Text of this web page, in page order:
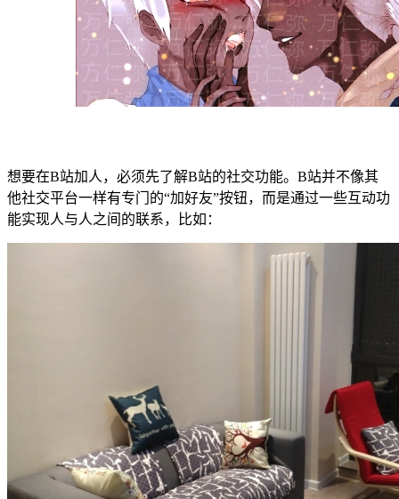
想要在B站加人，必须先了解B站的社交功能。B站并不像其
他社交平台一样有专门的“加好友”按钮，而是通过一些互动功
能实现人与人之间的联系，比如：